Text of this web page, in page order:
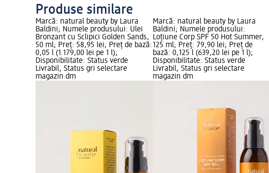
Produse similare
Marcă: natural beauty by Laura
Baldini; Numele produsului: Ulei
Bronzant cu Sclipici Golden Sands,
50 ml; Preț: 58,95 lei; Preț de bază:
0,05 l (1.179,00 lei pe 1 l);
Disponibilitate: Status verde
Livrabil, Status gri selectare
magazin dm
Marcă: natural beauty by Laura
Baldini; Numele produsului:
Loțiune Corp SPF 50 Hot Summer,
125 ml; Preț: 79,90 lei; Preț de
bază: 0,125 l (639,20 lei pe 1 l);
Disponibilitate: Status verde
Livrabil, Status gri selectare
magazin dm